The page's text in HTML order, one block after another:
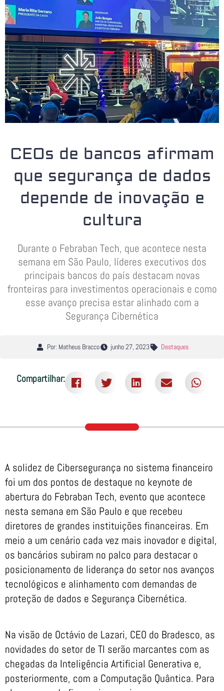
CEOs de bancos afirmam
que segurança de dados
depende de inovação e
cultura
Durante o Febraban Tech, que acontece nesta
semana em São Paulo, líderes executivos dos
principais bancos do país destacam novas
fronteiras para investimentos operacionais e como
esse avanço precisa estar alinhado com a
Segurança Cibernética
Por: Matheus Bracco junho 27, 2023 Destaques
Compartilhar:
A solidez de Cibersegurança no sistema financeiro
foi um dos pontos de destaque no keynote de
abertura do Febraban Tech, evento que acontece
nesta semana em São Paulo e que recebeu
diretores de grandes instituições financeiras. Em
meio a um cenário cada vez mais inovador e digital,
os bancários subiram no palco para destacar o
posicionamento de liderança do setor nos avanços
tecnológicos e alinhamento com demandas de
proteção de dados e Segurança Cibernética.
Na visão de Octávio de Lazari, CEO do Bradesco, as
novidades do setor de TI serão marcantes com as
chegadas da Inteligência Artificial Generativa e,
posteriormente, com a Computação Quântica. Para